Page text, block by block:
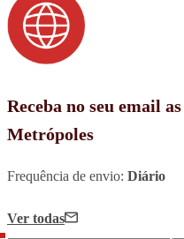
Receba no seu email
Metrópoles
Frequência de envio: Diário
Ver todas